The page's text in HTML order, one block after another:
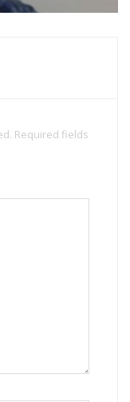
Required fields